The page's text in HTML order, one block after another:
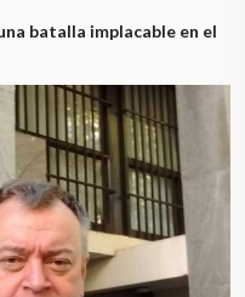
batalla implacable en el